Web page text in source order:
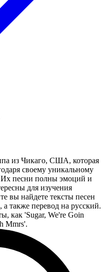
из Чикаго, США, которая
своему уникальному
песни полны эмоций и
для изучения
вы найдете тексты песен
также перевод на русский.
как 'Sugar, We're Goin
Mmrs'.